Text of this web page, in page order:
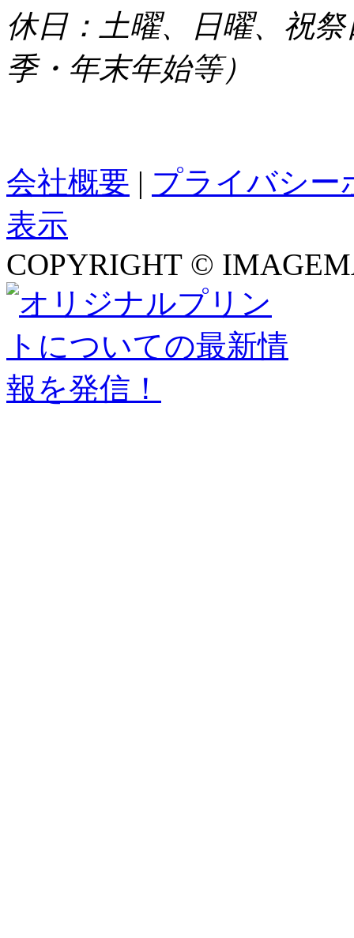
休日：土曜、日曜、祝
季・年末年始等）
会社概要 | プライバシー
表示
COPYRIGHT ©